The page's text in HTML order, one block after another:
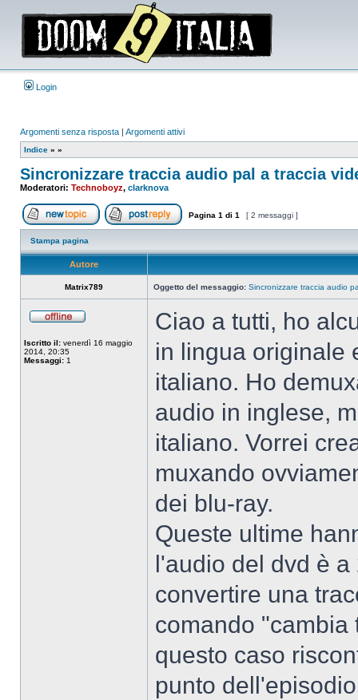
Login
Argomenti senza risposta | Argomenti attivi
Indice » »
Sincronizzare traccia audio pal a traccia
Moderatori: Technoboyz, clarknova
Apri un nuovo argomentoRispondi all’argomento
Pagina 1 di 1 [ 2 messaggi ]
Stampa pagina
Autore
Matrix789 Oggetto del messaggio: Sincronizzare traccia audio
Iscritto il: venerdì 16 maggio
2014, 20:35
Messaggi: 1
Ciao a tutti, ho
in lingua originale
italiano. Ho
audio in inglese,
italiano. Vorrei
muxando
dei blu-ray.
Queste ultime
l'audio del dvd è
convertire una
comando "cambia
questo caso
punto